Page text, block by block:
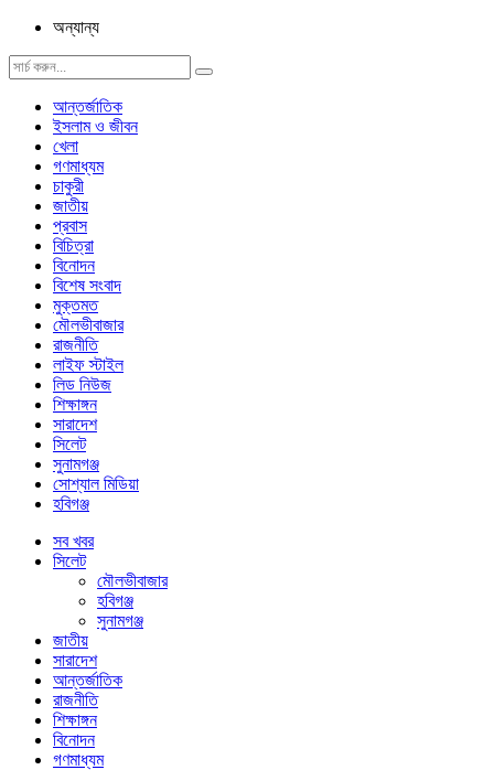
অন্যান্য
আন্তর্জাতিক
ইসলাম ও জীবন
খেলা
গণমাধ্যম
চাকুরী
জাতীয়
প্রবাস
বিচিত্রা
বিনোদন
বিশেষ সংবাদ
মুক্তমত
মৌলভীবাজার
রাজনীতি
লাইফ স্টাইল
লিড নিউজ
শিক্ষাঙ্গন
সারাদেশ
সিলেট
সুনামগঞ্জ
সোশ্যাল মিডিয়া
হবিগঞ্জ
সব খবর
সিলেট
মৌলভীবাজার
হবিগঞ্জ
সুনামগঞ্জ
জাতীয়
সারাদেশ
আন্তর্জাতিক
রাজনীতি
শিক্ষাঙ্গন
বিনোদন
গণমাধ্যম